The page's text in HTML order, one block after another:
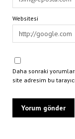
Websitesi
Daha sonraki
site adresim bu